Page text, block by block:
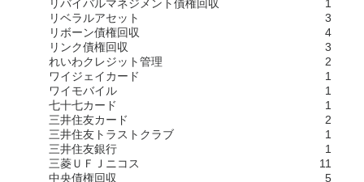
リバイバルマネジメント債権回収
1
リベラルアセット
3
リボーン債権回収
4
リンク債権回収
3
れいわクレジット管理
2
ワイジェイカード
1
ワイモバイル
1
七十七カード
1
三井住友カード
2
三井住友トラストクラブ
1
三井住友銀行
1
三菱ＵＦＪニコス
11
中央債権回収
5